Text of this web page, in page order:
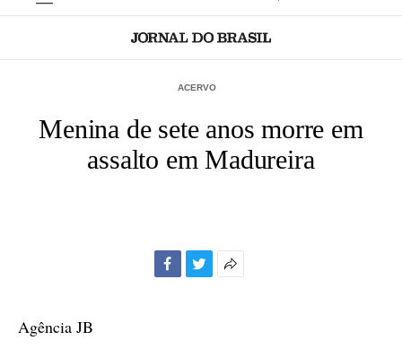
ACERVO
Menina de sete anos morre em
assalto em Madureira
Agência JB